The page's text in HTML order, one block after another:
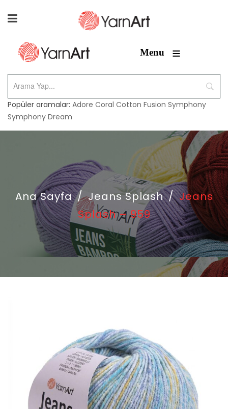
Menu ≡
Popüler aramalar: Adore Coral Cotton Fusion Symphony
Symphony Dream
Ana Sayfa / Jeans Splash / Jeans
Splash – 959